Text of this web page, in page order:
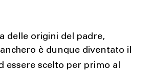
delle origini del padre,
è dunque diventato il
essere scelto per primo al